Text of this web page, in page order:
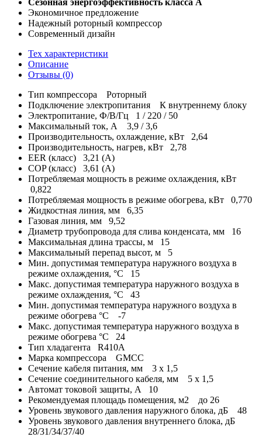
Экономичное предложение
Надежный роторный компрессор
Современный дизайн
Тех характеристики
Описание
Отзывы (0)
Тип компрессора Роторный
Подключение электропитания К внутреннему блоку
Электропитание, Ф/В/Гц 1 / 220 / 50
Максимальный ток, А 3,9 / 3,6
Производительность, охлаждение, кВт 2,64
Производительность, нагрев, кВт 2,78
EER (класс) 3,21 (A)
COP (класс) 3,61 (A)
Потребляемая мощность в режиме охлаждения, кВт
0,822
Потребляемая мощность в режиме обогрева, кВт 0,770
Жидкостная линия, мм 6,35
Газовая линия, мм 9,52
Диаметр трубопровода для слива конденсата, мм 16
Максимальная длина трассы, м 15
Максимальный перепад высот, м 5
Мин. допустимая температура наружного воздуха в
режиме охлаждения, °С 15
Макс. допустимая температура наружного воздуха в
режиме охлаждения, °С 43
Мин. допустимая температура наружного воздуха в
режиме обогрева °С -7
Макс. допустимая температура наружного воздуха в
режиме обогрева °С 24
Тип хладагента R410A
Марка компрессора GMCC
Сечение кабеля питания, мм 3 х 1,5
Сечение соединительного кабеля, мм 5 х 1,5
Автомат токовой защиты, A 10
Рекомендуемая площадь помещения, м2 до 26
Уровень звукового давления наружного блока, дБ 48
Уровень звукового давления внутреннего блока, дБ
28/31/34/37/40